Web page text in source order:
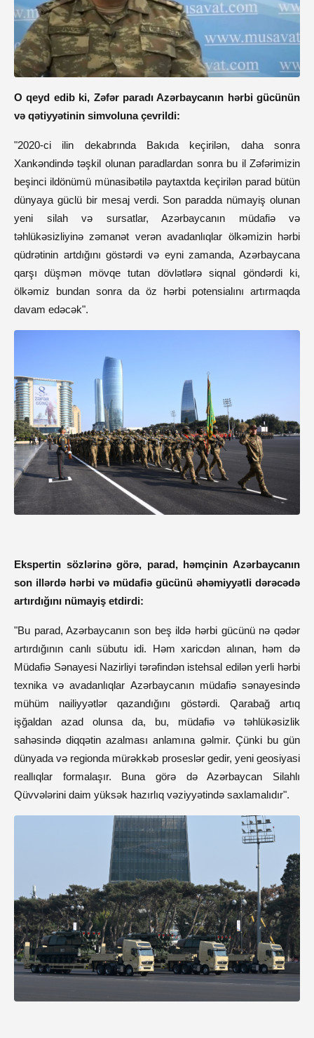
O qeyd edib ki, Zəfər paradı Azərbaycanın hərbi gücünün
və qətiyyətinin simvoluna çevrildi:
"2020-ci ilin dekabrında Bakıda keçirilən, daha sonra
Xankəndində təşkil olunan paradlardan sonra bu il Zəfərimizin
beşinci ildönümü münasibətilə paytaxtda keçirilən parad bütün
dünyaya güclü bir mesaj verdi. Son paradda nümayiş olunan
yeni silah və sursatlar, Azərbaycanın müdafiə və
təhlükəsizliyinə zəmanət verən avadanlıqlar ölkəmizin hərbi
qüdrətinin artdığını göstərdi və eyni zamanda, Azərbaycana
qarşı düşmən mövqe tutan dövlətlərə siqnal göndərdi ki,
ölkəmiz bundan sonra da öz hərbi potensialını artırmaqda
davam edəcək".
Ekspertin sözlərinə görə, parad, həmçinin Azərbaycanın
son illərdə hərbi və müdafiə gücünü əhəmiyyətli dərəcədə
artırdığını nümayiş etdirdi:
"Bu parad, Azərbaycanın son beş ildə hərbi gücünü nə qədər
artırdığının canlı sübutu idi. Həm xaricdən alınan, həm də
Müdafiə Sənayesi Nazirliyi tərəfindən istehsal edilən yerli hərbi
texnika və avadanlıqlar Azərbaycanın müdafiə sənayesində
mühüm nailiyyətlər qazandığını göstərdi. Qarabağ artıq
işğaldan azad olunsa da, bu, müdafiə və təhlükəsizlik
sahəsində diqqətin azalması anlamına gəlmir. Çünki bu gün
dünyada və regionda mürəkkəb proseslər gedir, yeni geosiyasi
reallıqlar formalaşır. Buna görə də Azərbaycan Silahlı
Qüvvələrini daim yüksək hazırlıq vəziyyətində saxlamalıdır".